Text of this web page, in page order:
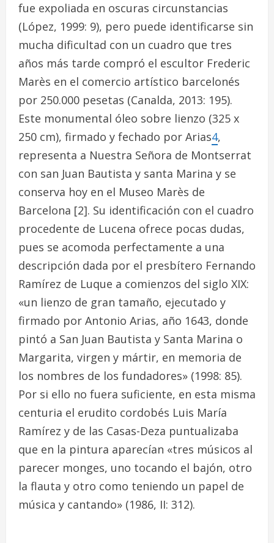
fue expoliada en oscuras circunstancias
(López, 1999: 9), pero puede identificarse sin
mucha dificultad con un cuadro que tres
años más tarde compró el escultor Frederic
Marès en el comercio artístico barcelonés
por 250.000 pesetas (Canalda, 2013: 195).
Este monumental óleo sobre lienzo (325 x
250 cm), firmado y fechado por Arias4,
representa a Nuestra Señora de Montserrat
con san Juan Bautista y santa Marina y se
conserva hoy en el Museo Marès de
Barcelona [2]. Su identificación con el cuadro
procedente de Lucena ofrece pocas dudas,
pues se acomoda perfectamente a una
descripción dada por el presbítero Fernando
Ramírez de Luque a comienzos del siglo XIX:
«un lienzo de gran tamaño, ejecutado y
firmado por Antonio Arias, año 1643, donde
pintó a San Juan Bautista y Santa Marina o
Margarita, virgen y mártir, en memoria de
los nombres de los fundadores» (1998: 85).
Por si ello no fuera suficiente, en esta misma
centuria el erudito cordobés Luis María
Ramírez y de las Casas-Deza puntualizaba
que en la pintura aparecían «tres músicos al
parecer monges, uno tocando el bajón, otro
la flauta y otro como teniendo un papel de
música y cantando» (1986, II: 312).